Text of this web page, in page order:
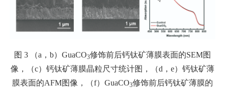
图 3 （a，b）GuaCO3修饰前后钙钛矿薄膜表面的SEM图
像，（c）钙钛矿薄膜晶粒尺寸统计图，（d，e）钙钛矿薄
膜表面的AFM图像，（f）GuaCO3修饰前后钙钛矿薄膜的